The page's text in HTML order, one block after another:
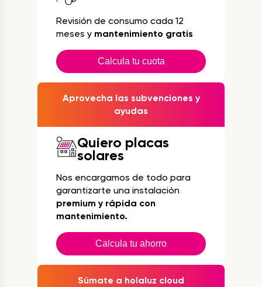
Revisión de consumo cada 12
meses y mantenimiento gratis
Calcula tu cuota
Aprovecha las subvenciones y
ayudas
Quiero placas
solares
Nos encargamos de todo para
garantizarte una instalación
premium y rápida con
mantenimiento.
Calcula tu ahorro
Súmate a holaluz cloud